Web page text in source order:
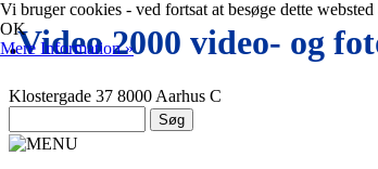
.Video 2000 video- og
Klostergade 37 8000 Aarhus C
Vi bruger cookies - ved fortsat at besøge dette
OK
Mere Information »